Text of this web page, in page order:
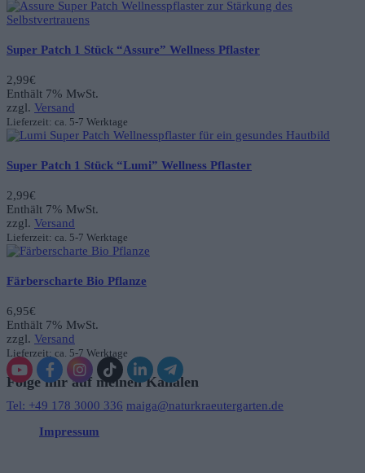
Super Patch 1 Stück “Assure” Wellness Pflaster
2,99€
Enthält 7% MwSt.
zzgl. Versand
Lieferzeit: ca. 5-7 Werktage
Super Patch 1 Stück “Lumi” Wellness Pflaster
2,99€
Enthält 7% MwSt.
zzgl. Versand
Lieferzeit: ca. 5-7 Werktage
Färberscharte Bio Pflanze
6,95€
Enthält 7% MwSt.
zzgl. Versand
Lieferzeit: ca. 5-7 Werktage
Folge mir auf meinen Kanälen
Tel: +49 178 3000 336 maiga@naturkraeutergarten.de
Impressum